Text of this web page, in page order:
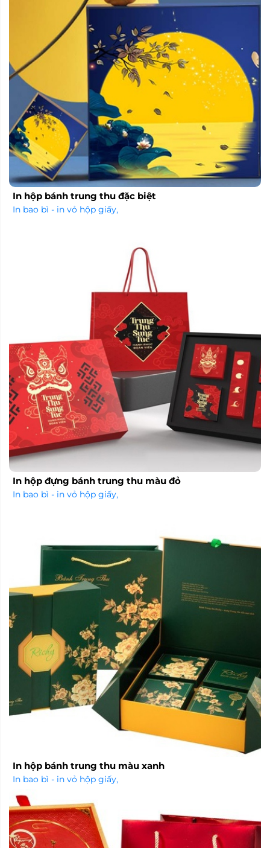
In hộp bánh trung thu đặc biệt
In bao bì - in vỏ hộp giấy,
In hộp đựng bánh trung thu màu đỏ
In bao bì - in vỏ hộp giấy,
In hộp bánh trung thu màu xanh
In bao bì - in vỏ hộp giấy,